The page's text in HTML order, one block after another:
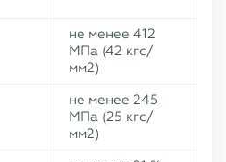
не менее 412
МПа (42 кгс/
мм2)
не менее 245
МПа (25 кгс/
мм2)